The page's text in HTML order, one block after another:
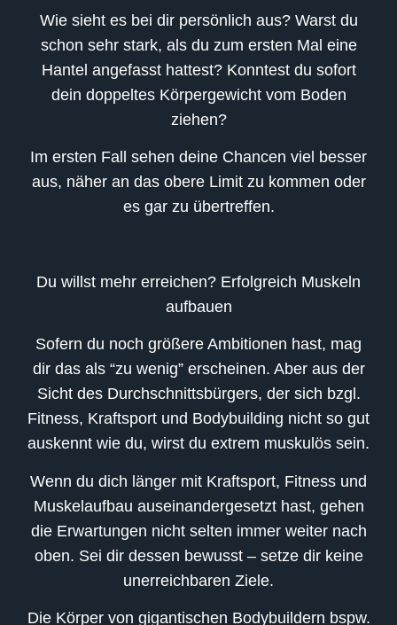
Wie sieht es bei dir persönlich aus? Warst du
schon sehr stark, als du zum ersten Mal eine
Hantel angefasst hattest? Konntest du sofort
dein doppeltes Körpergewicht vom Boden
ziehen?
Im ersten Fall sehen deine Chancen viel besser
aus, näher an das obere Limit zu kommen oder
es gar zu übertreffen.
Du willst mehr erreichen? Erfolgreich Muskeln
aufbauen
Sofern du noch größere Ambitionen hast, mag
dir das als “zu wenig” erscheinen. Aber aus der
Sicht des Durchschnittsbürgers, der sich bzgl.
Fitness, Kraftsport und Bodybuilding nicht so gut
auskennt wie du, wirst du extrem muskulös sein.
Wenn du dich länger mit Kraftsport, Fitness und
Muskelaufbau auseinandergesetzt hast, gehen
die Erwartungen nicht selten immer weiter nach
oben. Sei dir dessen bewusst – setze dir keine
unerreichbaren Ziele.
Die Körper von gigantischen Bodybuildern bspw.